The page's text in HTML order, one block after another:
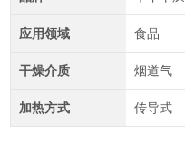
应用领域 食品
干燥介质 烟道气
加热方式 传导式